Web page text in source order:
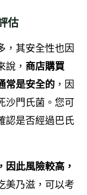
估
，其安全性也因
說， 商店購買
常是安全的，因
沙門氏菌。您可
認是否經過巴氏
因此風險較高，
美乃滋，可以考